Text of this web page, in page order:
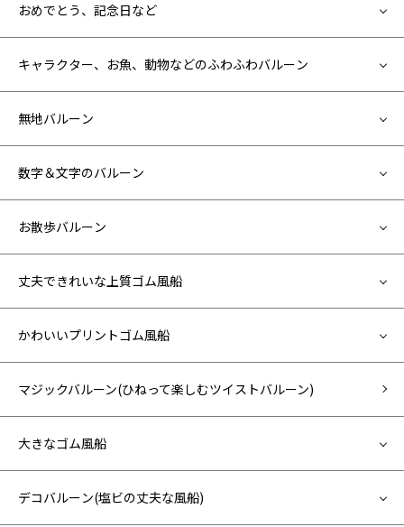
おめでとう、記念日など
キャラクター、お魚、動物などのふわふわバルーン
無地バルーン
数字＆文字のバルーン
お散歩バルーン
丈夫できれいな上質ゴム風船
かわいいプリントゴム風船
マジックバルーン(ひねって楽しむツイストバルーン)
大きなゴム風船
デコバルーン(塩ビの丈夫な風船)